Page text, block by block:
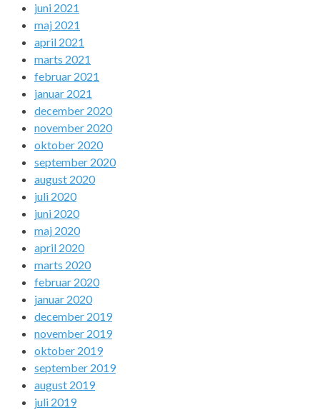
juni 2021
maj 2021
april 2021
marts 2021
februar 2021
januar 2021
december 2020
november 2020
oktober 2020
september 2020
august 2020
juli 2020
juni 2020
maj 2020
april 2020
marts 2020
februar 2020
januar 2020
december 2019
november 2019
oktober 2019
september 2019
august 2019
juli 2019